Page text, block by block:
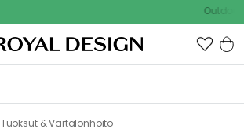
Outdoor
Tuoksut & Vartalonhoito